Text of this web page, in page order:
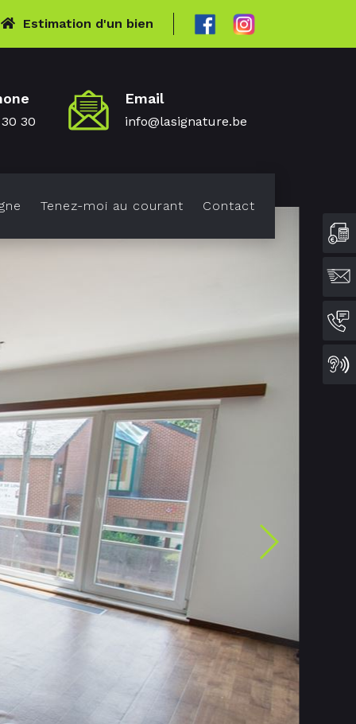
Estimation d'un bien
30
Email
info@lasignature.be
Tenez-moi au courant Contact